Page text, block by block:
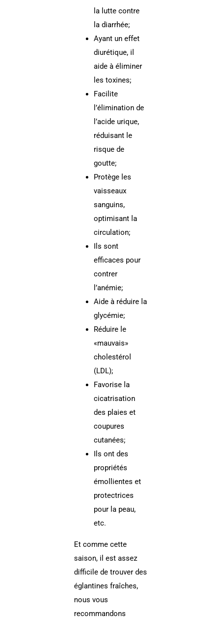
la lutte contre
la diarrhée;
Ayant un effet
diurétique, il
aide à éliminer
les toxines;
Facilite
l’élimination de
l’acide urique,
réduisant le
risque de
goutte;
Protège les
vaisseaux
sanguins,
optimisant la
circulation;
Ils sont
efficaces pour
contrer
l’anémie;
Aide à réduire la
glycémie;
Réduire le
«mauvais»
cholestérol
(LDL);
Favorise la
cicatrisation
des plaies et
coupures
cutanées;
Ils ont des
propriétés
émollientes et
protectrices
pour la peau,
etc.
Et comme cette
saison, il est assez
difficile de trouver des
églantines fraîches,
nous vous
recommandons